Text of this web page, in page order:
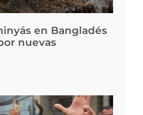
en Bangladés
nuevas